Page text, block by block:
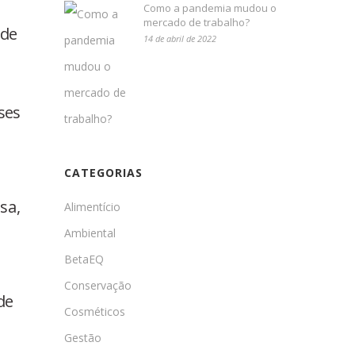
Como a pandemia mudou o
mercado de trabalho?
14 de abril de 2022
CATEGORIAS
Alimentício
Ambiental
BetaEQ
Conservação
Cosméticos
Gestão